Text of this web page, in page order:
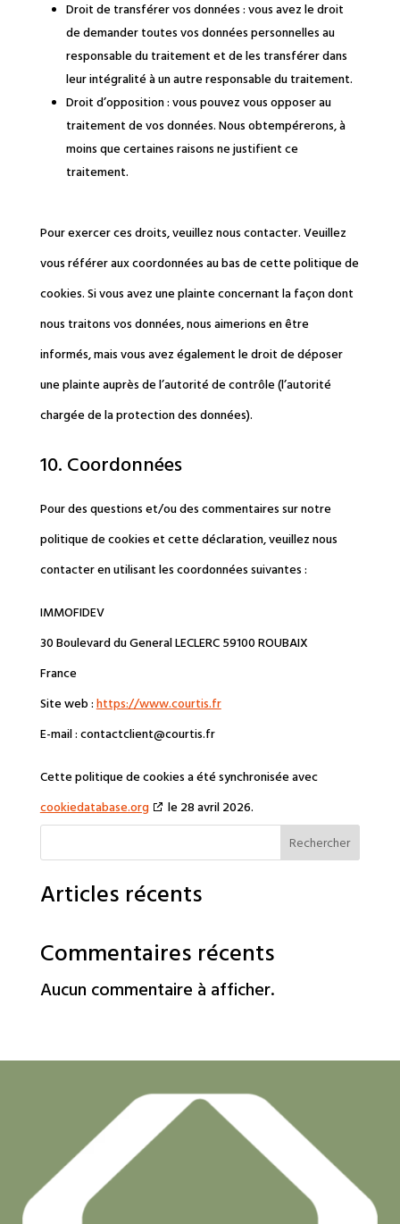
Droit de transférer vos données : vous avez le droit
de demander toutes vos données personnelles au
responsable du traitement et de les transférer dans
leur intégralité à un autre responsable du traitement.
Droit d’opposition : vous pouvez vous opposer au
traitement de vos données. Nous obtempérerons, à
moins que certaines raisons ne justifient ce
traitement.
Pour exercer ces droits, veuillez nous contacter. Veuillez
vous référer aux coordonnées au bas de cette politique de
cookies. Si vous avez une plainte concernant la façon dont
nous traitons vos données, nous aimerions en être
informés, mais vous avez également le droit de déposer
une plainte auprès de l’autorité de contrôle (l’autorité
chargée de la protection des données).
10. Coordonnées
Pour des questions et/ou des commentaires sur notre
politique de cookies et cette déclaration, veuillez nous
contacter en utilisant les coordonnées suivantes :
IMMOFIDEV
30 Boulevard du General LECLERC 59100 ROUBAIX
France
Site web :https://www.courtis.fr
E-mail :contactclient@courtis.fr
Cette politique de cookies a été synchronisée avec
cookiedatabase.org
le 28 avril 2026.
Rechercher
Articles récents
Commentaires récents
Aucun commentaire à afficher.